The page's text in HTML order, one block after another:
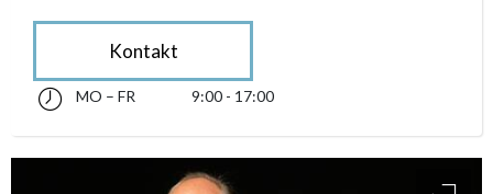
Kontakt
accessibility.sr-only.opening_hours
Montag bis Freitag 09:00 - 17:00
MO – FR 9:00 - 17:00